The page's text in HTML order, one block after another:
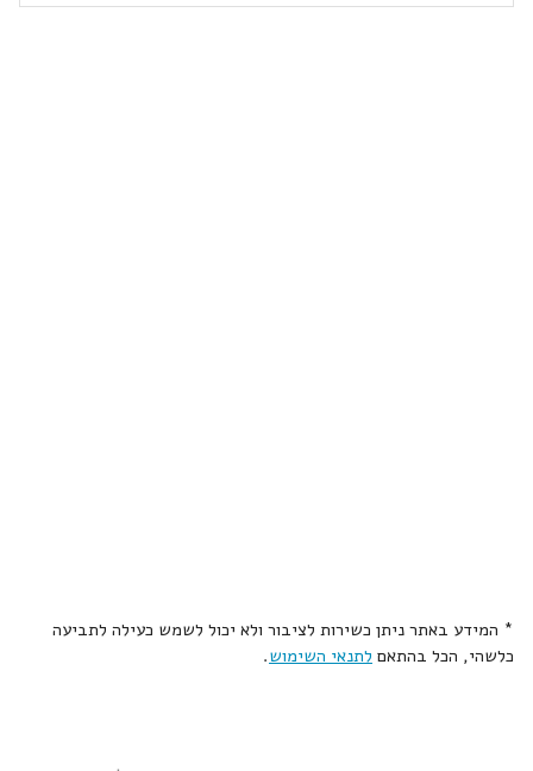
* המידע באתר ניתן כשירות לציבור ולא יכול לשמש כעילה לתביעה
כלשהי, הכל בהתאם לתנאי השימוש.